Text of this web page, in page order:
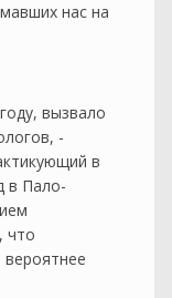
нас на
вызвало
-
в
в Пало-
что
вероятнее